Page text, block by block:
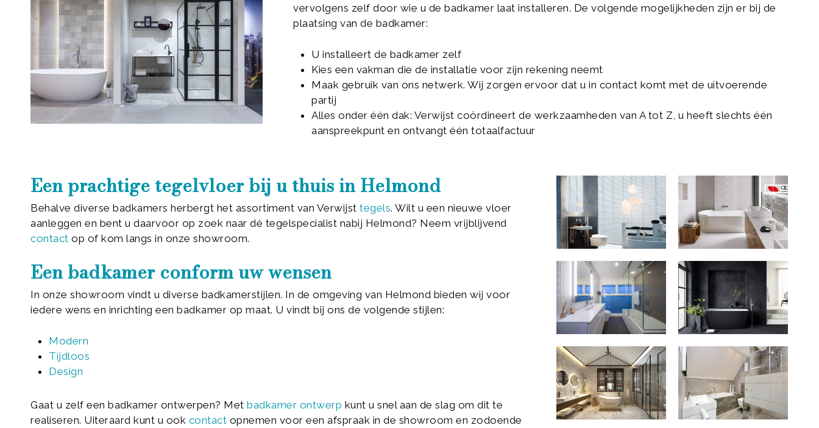
vervolgens zelf door wie u de badkamer laat installeren. De volgende mogelijkheden zijn er bij de
plaatsing van de badkamer:
U installeert de badkamer zelf
Kies een vakman die de installatie voor zijn rekening neemt
Maak gebruik van ons netwerk. Wij zorgen ervoor dat u in contact komt met de uitvoerende
partij
Alles onder één dak: Verwijst coördineert de werkzaamheden van A tot Z, u heeft slechts één
aanspreekpunt en ontvangt één totaalfactuur
Een prachtige tegelvloer bij u thuis in Helmond
Behalve diverse badkamers herbergt het assortiment van Verwijst tegels. Wilt u een nieuwe vloer
aanleggen en bent u daarvoor op zoek naar dé tegelspecialist nabij Helmond? Neem vrijblijvend
contact op of kom langs in onze showroom.
Een badkamer conform uw wensen
In onze showroom vindt u diverse badkamerstijlen. In de omgeving van Helmond bieden wij voor
iedere wens en inrichting een badkamer op maat. U vindt bij ons de volgende stijlen:
Modern
Tijdloos
Design
Gaat u zelf een badkamer ontwerpen? Met badkamer ontwerp kunt u snel aan de slag om dit te
realiseren. Uiteraard kunt u ook contact opnemen voor een afspraak in de showroom en zodoende
Monolith-
v4-
1024x828
Aparici-
xl-
City-
Desk-
Minneapolis-
02-
5d881034-
1024x731
Verwijst-
Verwijst-
21-
1024x768
Bitswijk31Uden-
15-
1024x683